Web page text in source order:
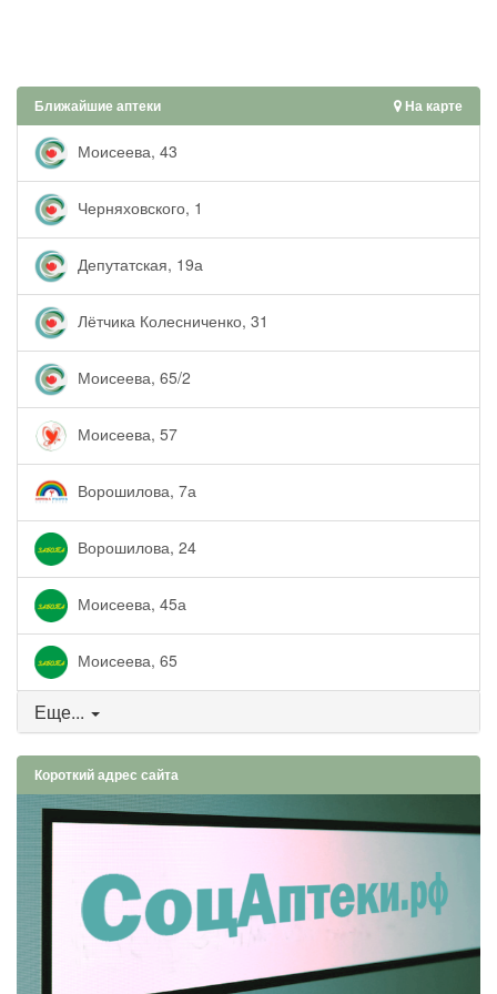
Ближайшие аптеки На карте
Моисеева, 43
Черняховского, 1
Депутатская, 19а
Лётчика Колесниченко, 31
Моисеева, 65/2
Моисеева, 57
Ворошилова, 7а
Ворошилова, 24
Моисеева, 45а
Моисеева, 65
Еще...
Короткий адрес сайта